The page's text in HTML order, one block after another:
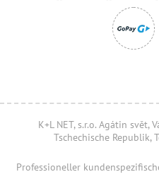
K+L NET, s.r.o. Agátin svět,
Tschechische Republik,
Professioneller